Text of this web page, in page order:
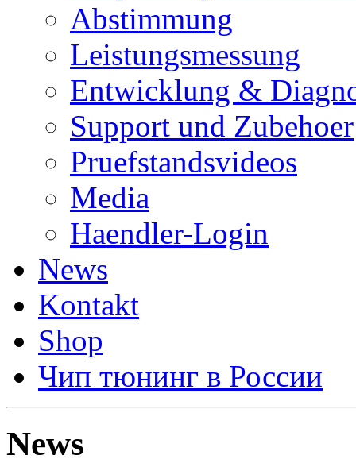
Abstimmung
Leistungsmessung
Entwicklung &
Support und Zubehoer
Pruefstandsvideos
Media
Haendler-Login
News
Kontakt
Shop
Чип тюнинг в России
News